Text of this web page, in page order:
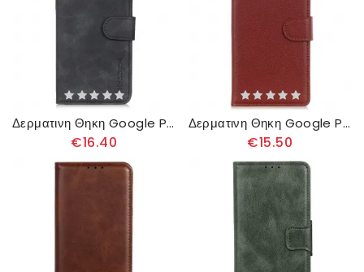
Δερματινη Θηκη Google Pixel 8 Khazneh
€16.40
Δερματινη Θηκη Google Pixel 8 Παραδοσιακό Ψεύτικο Δέρμα
€15.50